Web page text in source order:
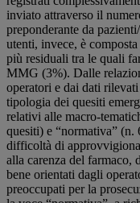
inviato attraverso il
preponderante da
utenti, invece, è
più residuali tra le quali
MMG (3%). Dalle
operatori e dai dati
tipologia dei quesiti
relativi alle macro-
quesiti) e “normativa”
difficoltà di
alla carenza del farmaco,
bene orientati dagli
preoccupati per la